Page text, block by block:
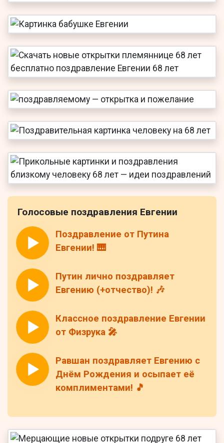
Голосовые поздравления Евгении
Поздравление от Путина
Евгении! 🎹
Путин лично поздравляет
Евгению (+отчество)! 🎶
Классное поздравление Евгении
от Физрука 🎤
Равшан поздравляет Евгению с
Днём Рождения и осыпает её
комплиментами! 🎵